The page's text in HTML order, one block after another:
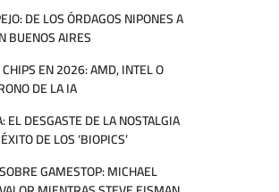
DE LOS ÓRDAGOS NIPONES A
BUENOS AIRES
EN 2026: AMD, INTEL O
DE LA IA
DESGASTE DE LA NOSTALGIA
DE LOS ‘BIOPICS’
GAMESTOP: MICHAEL